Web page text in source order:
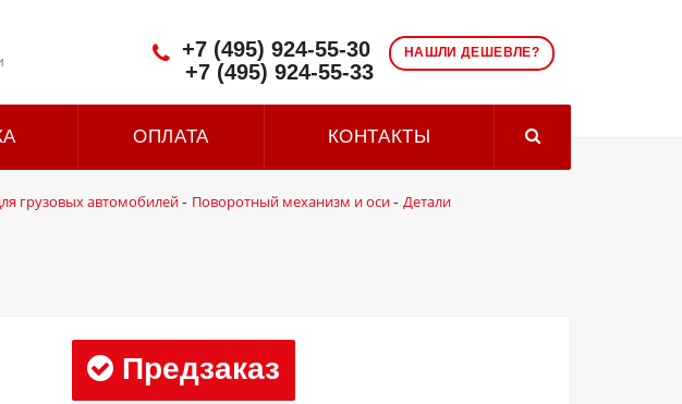
НАШЛИ ДЕШЕВЛЕ?
+7 (495) 924-55-30
+7 (495) 924-55-33
ОПЛАТА КОНТАКТЫ
грузовых автомобилей- Поворотный механизм и оси- Детали
Предзаказ